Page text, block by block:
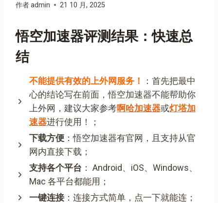
作者admin 21 10 月, 2025
悟空加速器评测结果：快速总
结
不能提供有效的上外网服务！
：首先把最中
心的结论写在前面，悟空加速器不能帮助你
上外网，建议大家参考啊哈加速器或灯塔加
速器进行使用！；
下载方便 ：悟空加速器有官网，且支持从官
网内直接下载；
支持各个平台 ： Android、iOS、Windows、
Mac 各平台都能用；
一键连接：连接方式简单，点一下就能连；